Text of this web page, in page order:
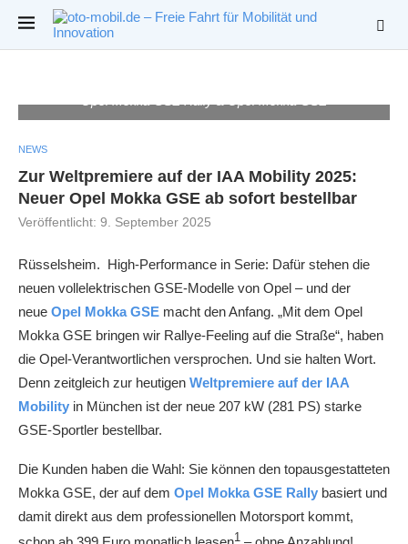
NEWS
Zur Weltpremiere auf der IAA Mobility 2025:
Neuer Opel Mokka GSE ab sofort bestellbar
Veröffentlicht: 9. September 2025
Rüsselsheim. High-Performance in Serie: Dafür stehen die
neuen vollelektrischen GSE-Modelle von Opel – und der
neue Opel Mokka GSE macht den Anfang. „Mit dem Opel
Mokka GSE bringen wir Rallye-Feeling auf die Straße“, haben
die Opel-Verantwortlichen versprochen. Und sie halten Wort.
Denn zeitgleich zur heutigen Weltpremiere auf der IAA
Mobility in München ist der neue 207 kW (281 PS) starke
GSE-Sportler bestellbar.
Die Kunden haben die Wahl: Sie können den topausgestatteten
Mokka GSE, der auf dem Opel Mokka GSE Rally basiert und
damit direkt aus dem professionellen Motorsport kommt,
1